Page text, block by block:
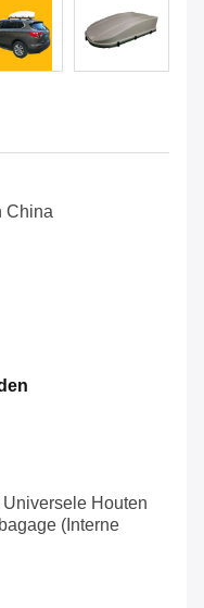
China
Houten
(interne